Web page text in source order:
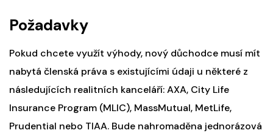
Požadavky
Pokud chcete využít výhody, nový důchodce musí mít
nabytá členská práva s existujícími údaji u některé z
následujících realitních kanceláří: AXA, City Life
Insurance Program (MLIC), MassMutual, MetLife,
Prudential nebo TIAA. Bude nahromaděna jednorázová